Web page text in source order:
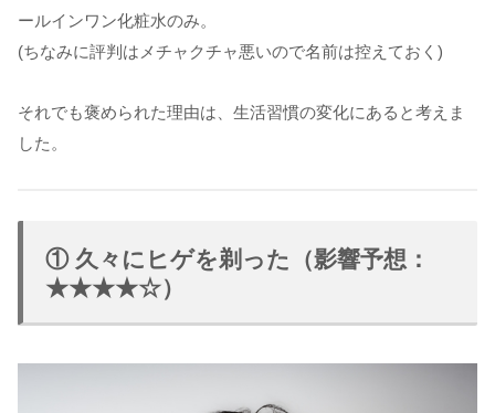
ールインワン化粧水のみ。
(ちなみに評判はメチャクチャ悪いので名前は控えておく)
それでも褒められた理由は、生活習慣の変化にあると考えま
した。
① 久々にヒゲを剃った（影響予想：
★★★★☆）